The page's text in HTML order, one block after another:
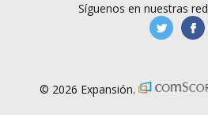
Síguenos en nuestras
© 2026 Expansión.